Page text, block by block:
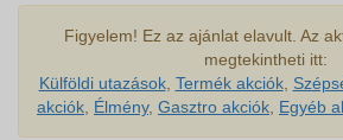
Figyelem! Ez az ajánlat elavult. Az
megtekintheti itt:
Külföldi utazások, Termék akciók,
akciók Élmény, Gasztro akciók Egyéb